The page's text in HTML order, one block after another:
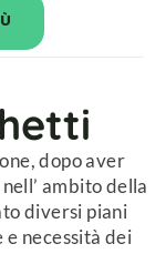
dopo aver
ambito della
diversi piani
e necessità dei